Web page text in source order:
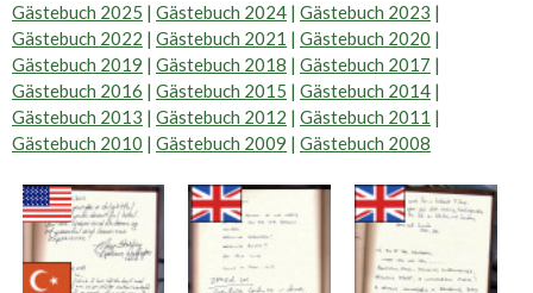
Gästebuch 2025 | Gästebuch 2024 | Gästebuch 2023 |
Gästebuch 2022 | Gästebuch 2021 | Gästebuch 2020 |
Gästebuch 2019 | Gästebuch 2018 | Gästebuch 2017 |
Gästebuch 2016 | Gästebuch 2015 | Gästebuch 2014 |
Gästebuch 2013 | Gästebuch 2012 | Gästebuch 2011 |
Gästebuch 2010 | Gästebuch 2009 | Gästebuch 2008